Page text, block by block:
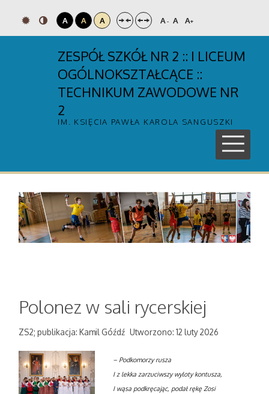
A A A A- A A+
ZESPÓŁ SZKÓŁ NR 2 :: I LICEUM
OGÓLNOKSZTAŁCĄCE ::
TECHNIKUM ZAWODOWE NR
2
IM. KSIĘCIA PAWŁA KAROLA SANGUSZKI
Polonez w sali rycerskiej
ZS2; publikacja: Kamil Góźdź Utworzono: 12 luty 2026
– Podkomorzy rusza
I z lekka zarzuciwszy wyloty kontusza,
I wąsa podkręcając, podał rękę Zosi